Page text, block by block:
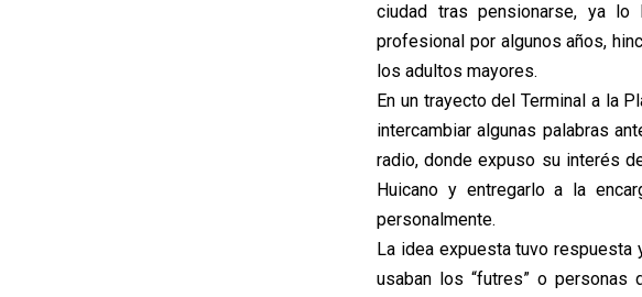
ciudad tras pensionarse, ya
profesional por algunos años,
los adultos mayores.
En un trayecto del Terminal a la
intercambiar algunas palabras
radio, donde expuso su interés
Huicano y entregarlo a la
personalmente.
La idea expuesta tuvo respuesta
usaban los “futres” o